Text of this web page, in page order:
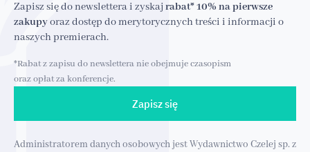
Zapisz się do newslettera i zyskaj rabat* 10% na pierwsze
zakupyoraz dostęp do merytorycznych treści i informacji o
naszych premierach.
*Rabat z zapisu do newslettera nie obejmuje czasopism
oraz opłat za konferencje.
Zapisz się
Administratorem danych osobowych jest Wydawnictwo Czelej sp. z